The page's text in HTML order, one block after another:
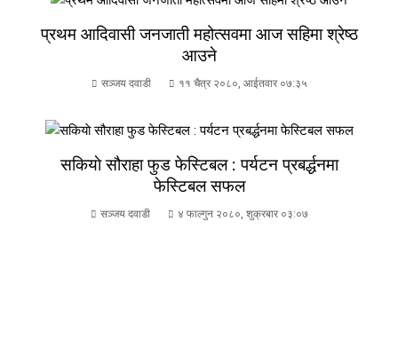
प्रथम आदिवासी जनजाती महोत्सवमा आज सहिमा श्रेष्ठ
आउने
सञ्जय दवाडी ११ चैत्र २०८०, आईतवार ०७:३५
सकियाे सौराहा फुड फेस्टिबल : पर्यटन प्रबर्द्धनमा
फेस्टिबल सफल
सञ्जय दवाडी ४ फाल्गुन २०८०, शुक्रबार ०३:०७